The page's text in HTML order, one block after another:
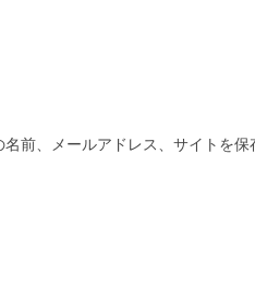
前、メールアドレス、サイトを保